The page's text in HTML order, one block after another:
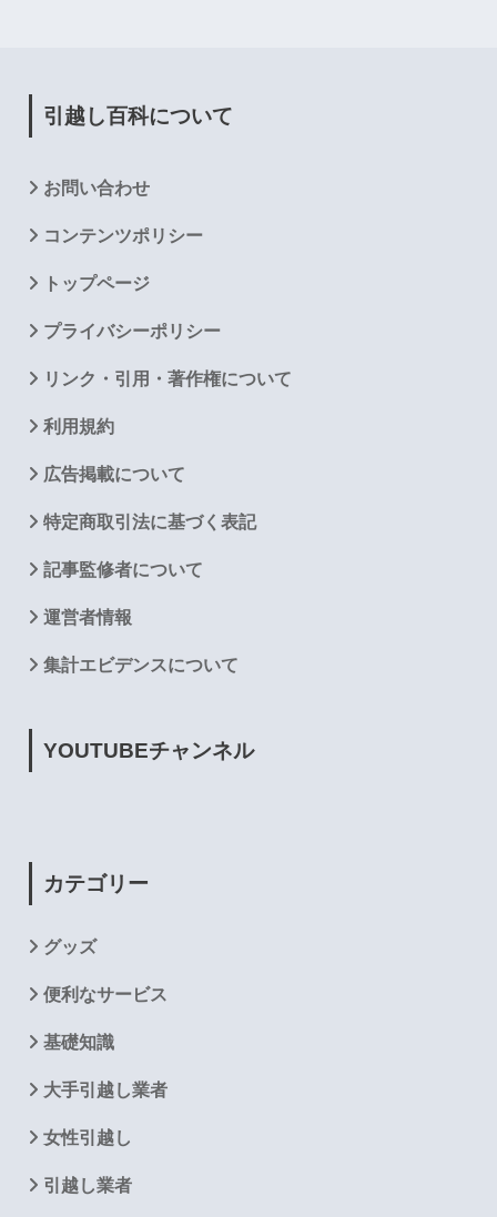
引越し百科について
お問い合わせ
コンテンツポリシー
トップページ
プライバシーポリシー
リンク・引用・著作権について
利用規約
広告掲載について
特定商取引法に基づく表記
記事監修者について
運営者情報
集計エビデンスについて
YOUTUBEチャンネル
カテゴリー
グッズ
便利なサービス
基礎知識
大手引越し業者
女性引越し
引越し業者